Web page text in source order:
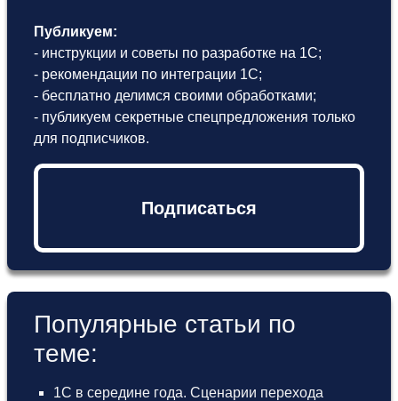
Публикуем:
- инструкции и советы по разработке на 1С;
- рекомендации по интеграции 1С;
- бесплатно делимся своими обработками;
- публикуем секретные спецпредложения только
для подписчиков.
Подписаться
Популярные статьи по
теме:
1С в середине года. Сценарии перехода